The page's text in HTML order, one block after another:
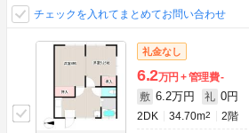
チェックを入れてまとめてお問い合わせ
礼金なし
6.2万円 管理費-
敷 6.2万円 礼 0円
2DK 34.70m2 2階